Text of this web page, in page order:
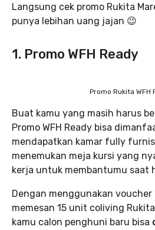
Langsung cek promo Rukita
punya lebihan uang jajan 😉
1. Promo WFH Ready
Promo Rukita WFH
Buat kamu yang masih harus
Promo WFH Ready bisa
mendapatkan kamar fully
menemukan meja kursi yang
kerja untuk membantumu saat
Dengan menggunakan voucher
memesan 15 unit coliving
kamu calon penghuni baru bisa